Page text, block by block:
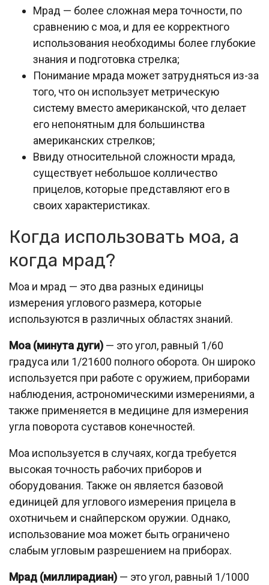
Мрад — более сложная мера точности, по
сравнению с моа, и для ее корректного
использования необходимы более глубокие
знания и подготовка стрелка;
Понимание мрада может затрудняться из-за
того, что он использует метрическую
систему вместо американской, что делает
его непонятным для большинства
американских стрелков;
Ввиду относительной сложности мрада,
существует небольшое колличество
прицелов, которые представляют его в
своих характеристиках.
Когда использовать моа, а
когда мрад?
Моа и мрад — это два разных единицы
измерения углового размера, которые
используются в различных областях знаний.
Моа (минута дуги) — это угол, равный 1/60
градуса или 1/21600 полного оборота. Он широко
используется при работе с оружием, приборами
наблюдения, астрономическими измерениями, а
также применяется в медицине для измерения
угла поворота суставов конечностей.
Моа используется в случаях, когда требуется
высокая точность рабочих приборов и
оборудования. Также он является базовой
единицей для углового измерения прицела в
охотничьем и снайперском оружии. Однако,
использование моа может быть ограничено
слабым угловым разрешением на приборах.
Мрад (миллирадиан) — это угол, равный 1/1000